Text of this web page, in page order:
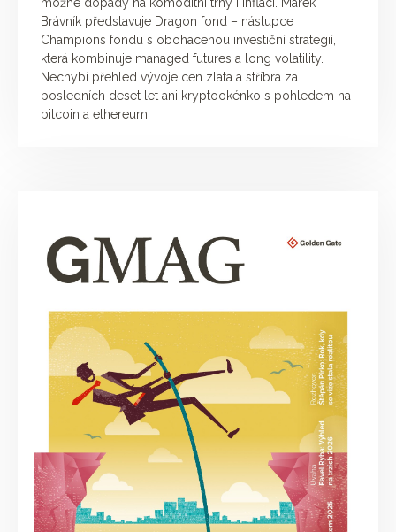
Brávník představuje Dragon fond – nástupce
Champions fondu s obohacenou investiční strategií,
která kombinuje managed futures a long volatility.
Nechybí přehled vývoje cen zlata a stříbra za
posledních deset let ani kryptookénko s pohledem na
bitcoin a ethereum.